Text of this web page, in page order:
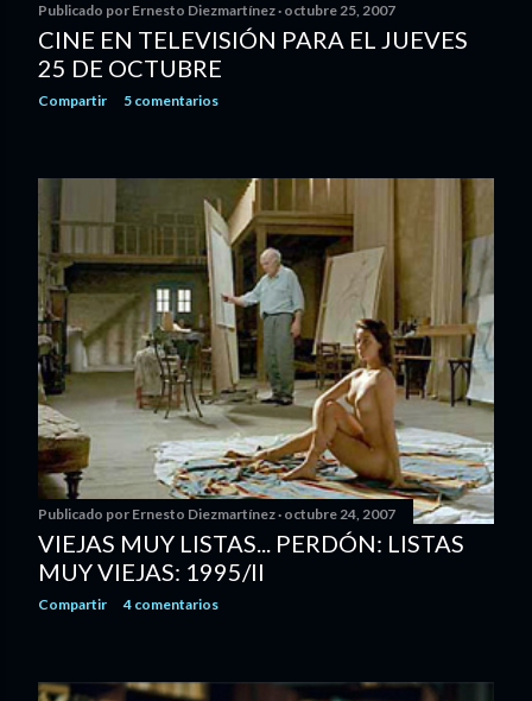
Publicado por Ernesto Diezmartínez octubre 25, 2007
CINE EN TELEVISIÓN PARA EL JUEVES
25 DE OCTUBRE
Compartir 5 comentarios
Publicado por Ernesto Diezmartínez octubre 24, 2007
VIEJAS MUY LISTAS... PERDÓN: LISTAS
MUY VIEJAS: 1995/II
Compartir 4 comentarios